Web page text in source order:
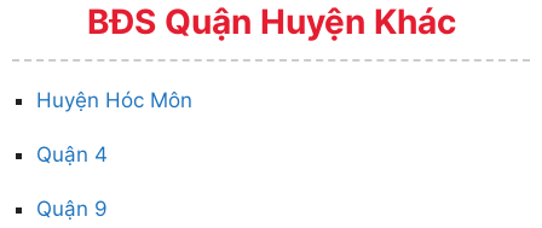
BĐS Quận Huyện Khác
Huyện Hóc Môn
Quận 4
Quận 9